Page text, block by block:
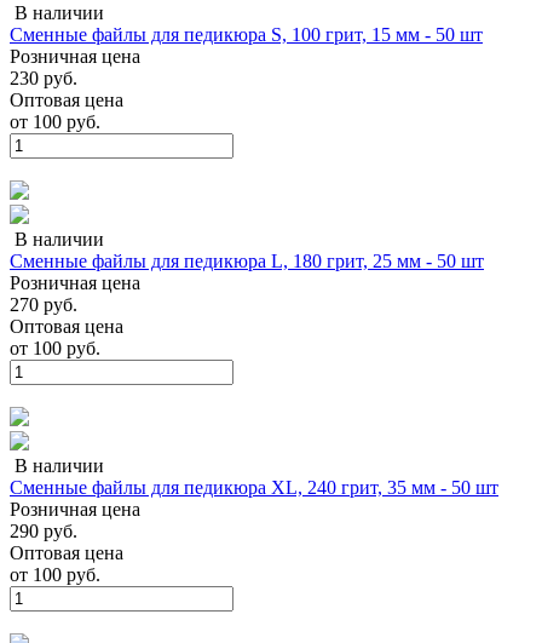
В наличии
Сменные файлы для педикюра S, 100 грит, 15 мм - 50 шт
Розничная цена
230 руб.
Оптовая цена
от 100 руб.
В наличии
Сменные файлы для педикюра L, 180 грит, 25 мм - 50 шт
Розничная цена
270 руб.
Оптовая цена
от 100 руб.
В наличии
Сменные файлы для педикюра XL, 240 грит, 35 мм - 50 шт
Розничная цена
290 руб.
Оптовая цена
от 100 руб.